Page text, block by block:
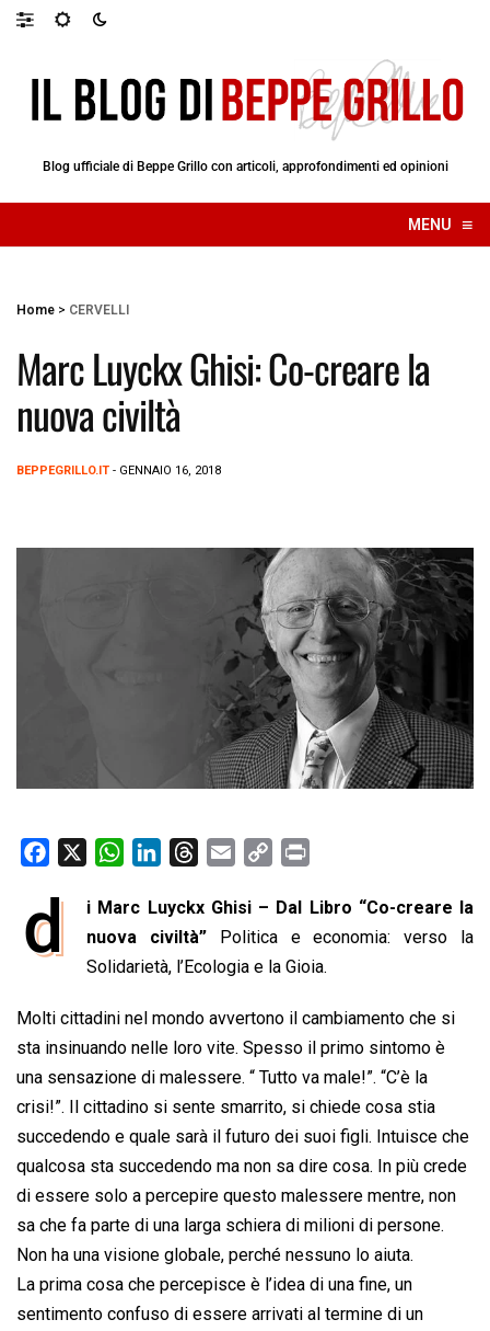
Blog ufficiale di Beppe Grillo con articoli, approfondimenti ed opinioni
MENU ≡
☰
Home > CERVELLI
Marc Luyckx Ghisi: Co-creare la
nuova civiltà
BEPPEGRILLO.IT - GENNAIO 16, 2018
e
o
k
W
a
t
s
p
p
n
k
e
I
n
r
e
a
s
a
i
l
p
y
L
n
k
i
n
t
d
i Marc Luyckx Ghisi – Dal Libro “Co-creare la
nuova civiltà”Politica e economia: verso la
Solidarietà, l’Ecologia e la Gioia.
Molti cittadini nel mondo avvertono il cambiamento che si
sta insinuando nelle loro vite. Spesso il primo sintomo è
una sensazione di malessere. “ Tutto va male!”. “C’è la
crisi!”. Il cittadino si sente smarrito, si chiede cosa stia
succedendo e quale sarà il futuro dei suoi figli. Intuisce che
qualcosa sta succedendo ma non sa dire cosa. In più crede
di essere solo a percepire questo malessere mentre, non
sa che fa parte di una larga schiera di milioni di persone.
Non ha una visione globale, perché nessuno lo aiuta.
La prima cosa che percepisce è l’idea di una fine, un
sentimento confuso di essere arrivati al termine di un